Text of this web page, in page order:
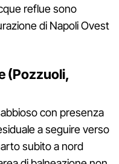
reflue sono
di Napoli Ovest
(Pozzuoli,
con presenza
a seguire verso
subito a nord